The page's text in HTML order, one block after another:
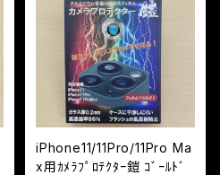
iPhone11/11Pro/11Pro Ma
x用ｶﾒﾗﾌﾟﾛﾃｸﾀｰ鎧 ｺﾞｰﾙﾄﾞ